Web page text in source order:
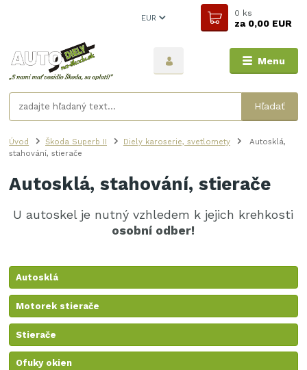
Menu
EUR
Hľadať
0 ks
za0,00 EUR
Úvod Škoda Superb II Diely karoserie, svetlomety
Autosklá,
stahování, stierače
Autosklá, stahování, stierače
U autoskel je nutný vzhledem k jejich krehkosti
osobní odber!
Autosklá
Motorek stierače
Stierače
Ofuky okien